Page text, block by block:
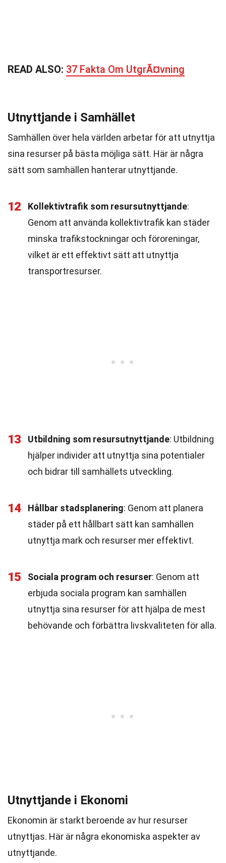
READ ALSO: 37 Fakta Om UtgrÃ¤vning
Utnyttjande i Samhället
Samhällen över hela världen arbetar för att utnyttja
sina resurser på bästa möjliga sätt. Här är några
sätt som samhällen hanterar utnyttjande.
12 Kollektivtrafik som resursutnyttjande:
Genom att använda kollektivtrafik kan städer
minska trafikstockningar och föroreningar,
vilket är ett effektivt sätt att utnyttja
transportresurser.
13 Utbildning som resursutnyttjande: Utbildning
hjälper individer att utnyttja sina potentialer
och bidrar till samhällets utveckling.
14 Hållbar stadsplanering: Genom att planera
städer på ett hållbart sätt kan samhällen
utnyttja mark och resurser mer effektivt.
15 Sociala program och resurser: Genom att
erbjuda sociala program kan samhällen
utnyttja sina resurser för att hjälpa de mest
behövande och förbättra livskvaliteten för alla.
Utnyttjande i Ekonomi
Ekonomin är starkt beroende av hur resurser
utnyttjas. Här är några ekonomiska aspekter av
utnyttjande.